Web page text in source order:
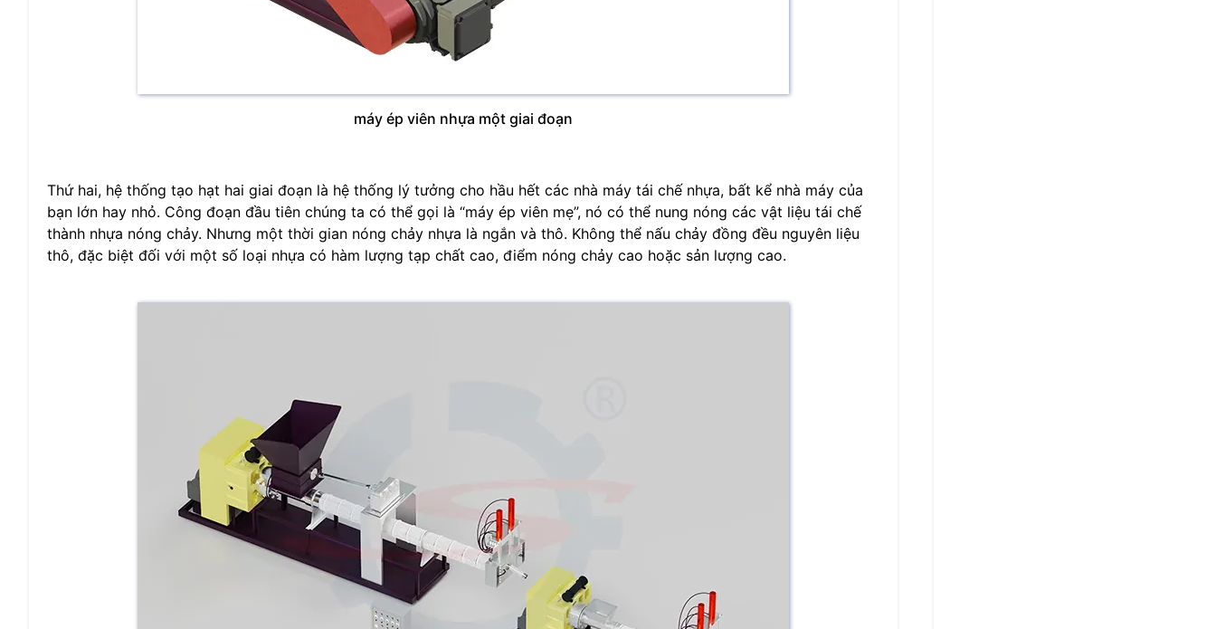
máy ép viên nhựa một giai đoạn
Thứ hai, hệ thống tạo hạt hai giai đoạn là hệ thống lý tưởng cho hầu hết các nhà máy tái chế nhựa, bất kể nhà máy của
bạn lớn hay nhỏ. Công đoạn đầu tiên chúng ta có thể gọi là “máy ép viên mẹ”, nó có thể nung nóng các vật liệu tái chế
thành nhựa nóng chảy. Nhưng một thời gian nóng chảy nhựa là ngắn và thô. Không thể nấu chảy đồng đều nguyên liệu
thô, đặc biệt đối với một số loại nhựa có hàm lượng tạp chất cao, điểm nóng chảy cao hoặc sản lượng cao.